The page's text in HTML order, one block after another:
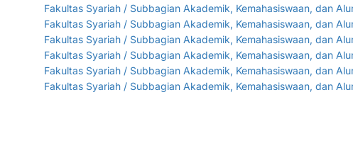
Fakultas Syariah / Subbagian Akademik, Kemahasiswaan, dan
Fakultas Syariah / Subbagian Akademik, Kemahasiswaan, dan
Fakultas Syariah / Subbagian Akademik, Kemahasiswaan, dan
Fakultas Syariah / Subbagian Akademik, Kemahasiswaan, dan
Fakultas Syariah / Subbagian Akademik, Kemahasiswaan, dan
Fakultas Syariah / Subbagian Akademik, Kemahasiswaan, dan